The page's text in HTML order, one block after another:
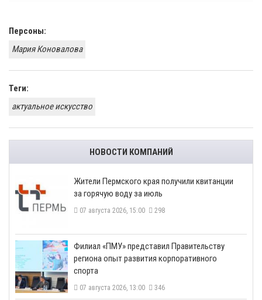
Персоны:
Мария Коновалова
Теги:
актуальное искусство
НОВОСТИ КОМПАНИЙ
​Жители Пермского края получили квитанции
за горячую воду за июль
07 августа 2026, 15:00 298
​Филиал «ПМУ» представил Правительству
региона опыт развития корпоративного
спорта
07 августа 2026, 13:00 346